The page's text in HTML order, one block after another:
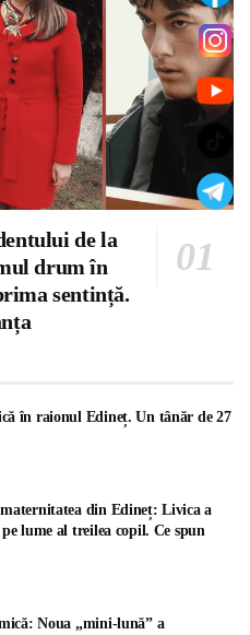
de la
drum în
sentință.
în raionul Edineț. Un tânăr de 27
din Edineț: Livica a
lume al treilea copil. Ce spun
Noua „mini-lună” a